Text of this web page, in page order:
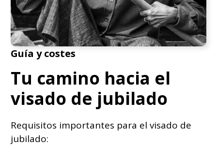
Guía y costes
Tu camino hacia el
visado de jubilado
Requisitos importantes para el visado de
jubilado: